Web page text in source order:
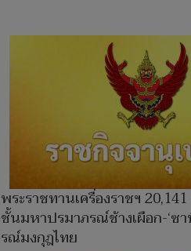
พระราชทานเครื่องราชฯ 20,141
ชั้นมหาปรมาภรณ์ช้างเผือก-‘ซา
รณ์มงกุฎไทย